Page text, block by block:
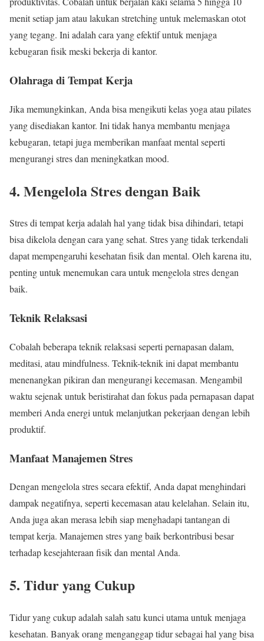
menit setiap jam atau lakukan stretching untuk melemaskan otot
yang tegang. Ini adalah cara yang efektif untuk menjaga
kebugaran fisik meski bekerja di kantor.
Olahraga di Tempat Kerja
Jika memungkinkan, Anda bisa mengikuti kelas yoga atau pilates
yang disediakan kantor. Ini tidak hanya membantu menjaga
kebugaran, tetapi juga memberikan manfaat mental seperti
mengurangi stres dan meningkatkan mood.
4. Mengelola Stres dengan Baik
Stres di tempat kerja adalah hal yang tidak bisa dihindari, tetapi
bisa dikelola dengan cara yang sehat. Stres yang tidak terkendali
dapat mempengaruhi kesehatan fisik dan mental. Oleh karena itu,
penting untuk menemukan cara untuk mengelola stres dengan
baik.
Teknik Relaksasi
Cobalah beberapa teknik relaksasi seperti pernapasan dalam,
meditasi, atau mindfulness. Teknik-teknik ini dapat membantu
menenangkan pikiran dan mengurangi kecemasan. Mengambil
waktu sejenak untuk beristirahat dan fokus pada pernapasan dapat
memberi Anda energi untuk melanjutkan pekerjaan dengan lebih
produktif.
Manfaat Manajemen Stres
Dengan mengelola stres secara efektif, Anda dapat menghindari
dampak negatifnya, seperti kecemasan atau kelelahan. Selain itu,
Anda juga akan merasa lebih siap menghadapi tantangan di
tempat kerja. Manajemen stres yang baik berkontribusi besar
terhadap kesejahteraan fisik dan mental Anda.
5. Tidur yang Cukup
Tidur yang cukup adalah salah satu kunci utama untuk menjaga
kesehatan. Banyak orang menganggap tidur sebagai hal yang bisa